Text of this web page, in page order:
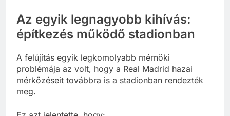
Az egyik legnagyobb kihívás:
építkezés működő stadionban
A felújítás egyik legkomolyabb mérnöki
problémája az volt, hogy a Real Madrid hazai
mérkőzéseit továbbra is a stadionban rendezték
meg.